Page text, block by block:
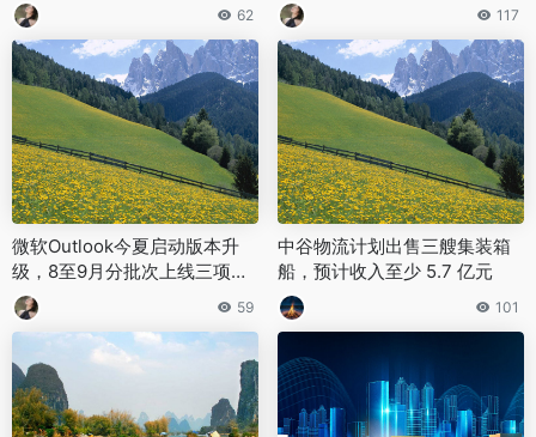
62 117
微软Outlook今夏启动版本升
级，8至9月分批次上线三项全
新实用功能
59
中谷物流计划出售三艘集装箱
船，预计收入至少 5.7 亿元
101